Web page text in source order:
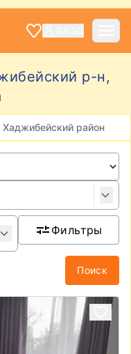
р-н,
Хаджибейский район
Фильтры
Поиск